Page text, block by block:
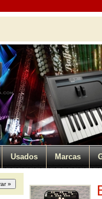
Usados Marcas